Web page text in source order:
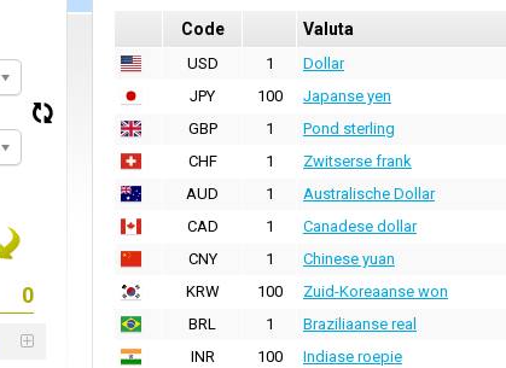
Code Valuta
USD 1 Dollar
JPY
100 Japanse yen
GBP
1 Pond sterling
CHF
1 Zwitserse frank
AUD
1 Australische Dollar
CAD
1 Canadese dollar
CNY
1 Chinese yuan
KRW
100 Zuid-Koreaanse won
BRL
1 Braziliaanse real
INR
100 Indiase roepie